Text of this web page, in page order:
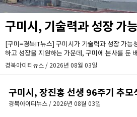
[구미=경북IT뉴스] 구미시가 기술력과 성장 가능
하고 성장을 지원하는 가운데, 구미에 본사를 둔
백씨엔에스(대표이사 서동조)가 누적 약 1,000억
구미에 차세대 배터리 안전소재 양산거점을 구축한
경북아이티뉴스 / 2026년 08월 03일
구미시, 장진홍 선생 96주기 추모
경북아이티뉴스 / 2026년 08월 03일